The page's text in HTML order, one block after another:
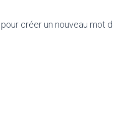
créer un nouveau mot